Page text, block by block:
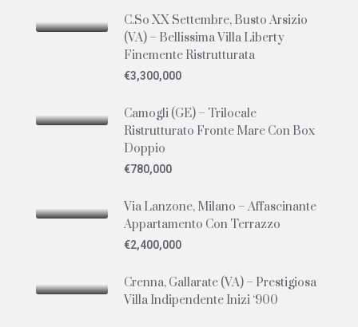
C.so XX Settembre, Busto Arsizio
(VA) – Bellissima Villa Liberty
Finemente Ristrutturata
€3,300,000
Camogli (GE) – Trilocale
Ristrutturato Fronte Mare Con Box
Doppio
€780,000
Via Lanzone, Milano – Affascinante
Appartamento Con Terrazzo
€2,400,000
Crenna, Gallarate (VA) – Prestigiosa
Villa Indipendente Inizi ‘900